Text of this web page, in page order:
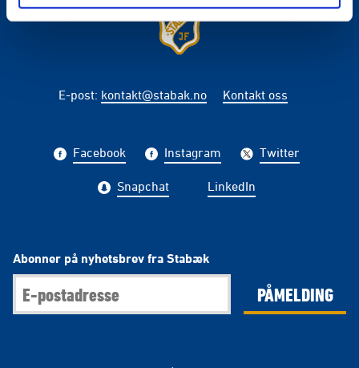
E-post: kontakt@stabak.no Kontakt oss
Facebook Instagram Twitter
Snapchat LinkedIn
Abonner på nyhetsbrev fra Stabæk
PÅMELDING